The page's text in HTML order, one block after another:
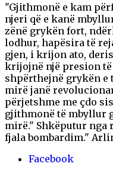
"Gjithmonë e kam
njeri që e kanë
zënë grykën fort,
lodhur, hapësira të
gjen, i krijon ato,
krijojnë një presion të
shpërthejnë grykën e
mirë janë
përjetshme me çdo
gjithmonë të mbyllur
mirë." Shkëputur nga
fjala bombardim."
Facebook